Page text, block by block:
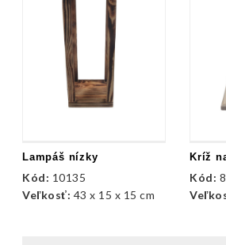
Lampáš nízky
Kód: 10135
Veľkosť: 43 x 15 x 15 cm
Kód: